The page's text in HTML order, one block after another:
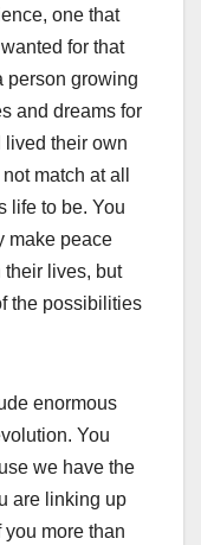
one that
for that
person growing
and dreams for
lived their own
match at all
life to be. You
make peace
their lives, but
the possibilities
enormous
You
we have the
are linking up
you more than